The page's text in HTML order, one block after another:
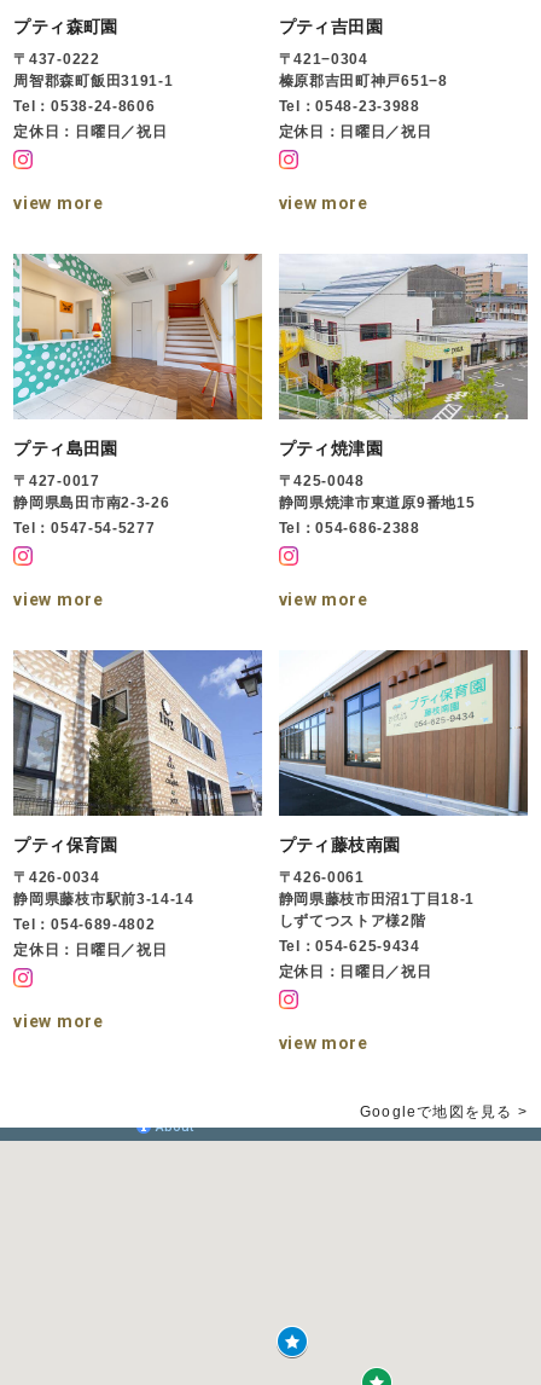
プティ森町園
〒437-0222
周智郡森町飯田3191-1
Tel：0538-24-8606
定休日：日曜日／祝日
view more
プティ吉田園
〒421−0304
榛原郡吉田町神戸651−8
Tel：0548-23-3988
定休日：日曜日／祝日
view more
プティ島田園
〒427-0017
静岡県島田市南2-3-26
Tel：0547-54-5277
view more
プティ焼津園
〒425-0048
静岡県焼津市東道原9番地15
Tel：054-686-2388
view more
プティ保育園
〒426-0034
静岡県藤枝市駅前3-14-14
Tel：054-689-4802
定休日：日曜日／祝日
view more
プティ藤枝南園
〒426-0061
静岡県藤枝市田沼1丁目18-1
しずてつストア様2階
Tel：054-625-9434
定休日：日曜日／祝日
view more
Googleで地図を見る >